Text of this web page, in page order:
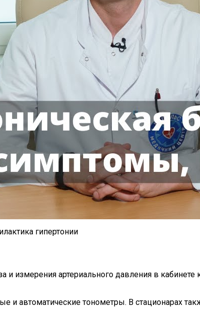
гипертонии
и измерения артериального давления в кабинете
автоматические тонометры. В стационарах